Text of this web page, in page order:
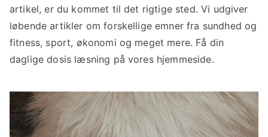
artikel, er du kommet til det rigtige sted. Vi udgiver
løbende artikler om forskellige emner fra sundhed og
fitness, sport, økonomi og meget mere. Få din
daglige dosis læsning på vores hjemmeside.